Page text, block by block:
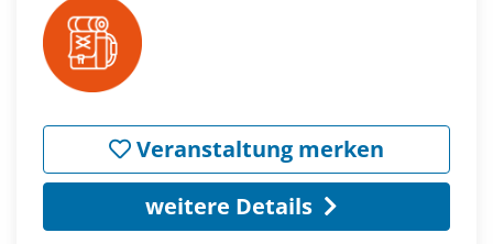
Veranstaltung merken
weitere Details